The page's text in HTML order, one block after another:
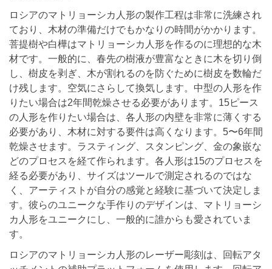
ロシアのマトリョーシカ人形の製作工程は非常に洗練され
ており、木材の準備だけでもかなりの時間がかかります。
菩提樹や白樺はマトリョーシカ人形を作るのに理想的な木
材です。一般的に、春先の樹液が豊富なときに木を切り倒
し、樹皮を剥ぎ、木が割れるのを防ぐために樹皮を数輪だ
け残します。空気にさらして換気します。中型の人形を作
りたい場合は2年間乾燥させる必要があります。15ピース
の人形を作りたい場合は、各人形の内壁を非常に薄くする
必要があり、木材に対する要件は高くなります。5〜6年間
乾燥させます。ラスティング、スタンピング、金の象嵌な
どのプロセスを経て作られます。各人形は15のプロセスを
経る必要があり、サイズはツールで測定されるのではな
く、アーティストが自分の感覚と経験に基づいて決定しま
す。彼らのユニークな手作りのデザインは、マトリョーシ
カ人形をユニークにし、一般的に誰からも愛されていま
す。
ロシアのマトリョーシカ人形のレーザー彫刻は、回転アタ